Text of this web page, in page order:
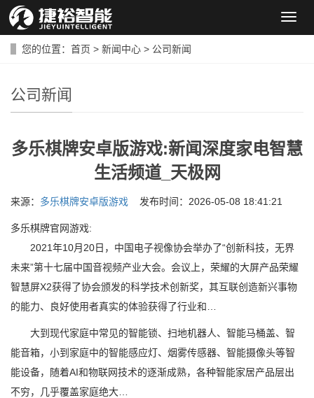
导
您的位置： 首页 > 新闻中心 > 公司新闻
公司新闻
多乐棋牌安卓版游戏:新闻深度家电智慧
生活频道_天极网
来源： 多乐棋牌安卓版游戏 发布时间：2026-05-08 18:41:21
多乐棋牌官网游戏:
2021年10月20日，中国电子视像协会举办了“创新科技，无界
未来”第十七届中国音视频产业大会。会议上，荣耀的大屏产品荣耀
智慧屏X2获得了协会颁发的科学技术创新奖，其互联创造新兴事物
的能力、良好使用者真实的体验获得了行业和…
大到现代家庭中常见的智能锁、扫地机器人、智能马桶盖、智
能音箱，小到家庭中的智能感应灯、烟雾传感器、智能摄像头等智
能设备，随着AI和物联网技术的逐渐成熟，各种智能家居产品层出
不穷，几乎覆盖家庭绝大…